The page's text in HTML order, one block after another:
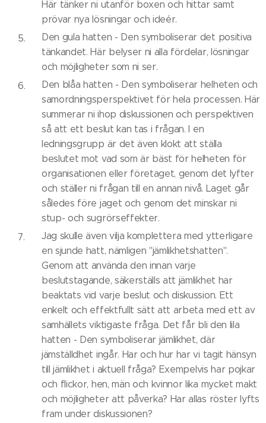
Här tänker ni utanför boxen och hittar samt
prövar nya lösningar och ideér.
Den gula hatten - Den symboliserar det positiva
tänkandet. Här belyser ni alla fördelar, lösningar
och möjligheter som ni ser.
Den blåa hatten - Den symboliserar helheten och
samordningsperspektivet för hela processen. Här
summerar ni ihop diskussionen och perspektiven
så att ett beslut kan tas i frågan. I en
ledningsgrupp är det även klokt att ställa
beslutet mot vad som är bäst för helheten för
organisationen eller företaget, genom det lyfter
och ställer ni frågan till en annan nivå. Laget går
således före jaget och genom det minskar ni
stup- och sugrörseffekter.
Jag skulle även vilja komplettera med ytterligare
en sjunde hatt, nämligen "jämlikhetshatten".
Genom att använda den innan varje
beslutstagande, säkerställs att jämlikhet har
beaktats vid varje beslut och diskussion. Ett
enkelt och effektfullt sätt att arbeta med ett av
samhällets viktigaste fråga. Det får bli den lila
hatten - Den symboliserar jämlikhet, där
jämställdhet ingår. Har och hur har vi tagit hänsyn
till jämlikhet i aktuell fråga? Exempelvis har pojkar
och flickor, hen, män och kvinnor lika mycket makt
och möjligheter att påverka? Har allas röster lyfts
fram under diskussionen?